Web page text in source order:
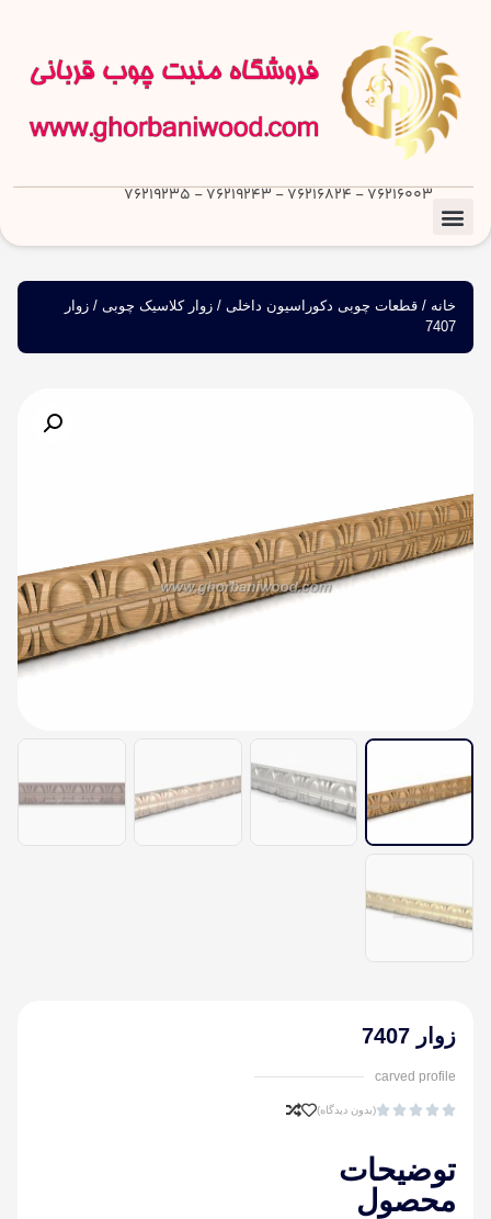
76216003 - 76216824 - 76219243 - 76219235
خانه / قطعات چوبی دکوراسیون داخلی / زوار کلاسیک چوبی / زوار
7407
زوار 7407
carved profile




(بدون دیدگاه)
توضیحات
محصول